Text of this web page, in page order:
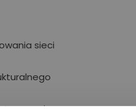
sieci